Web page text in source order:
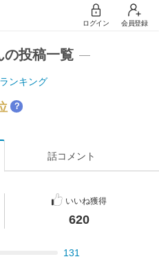
ログイン 会員登録
の投稿一覧
ンキング
？
話コメント
いいね獲得
620
131